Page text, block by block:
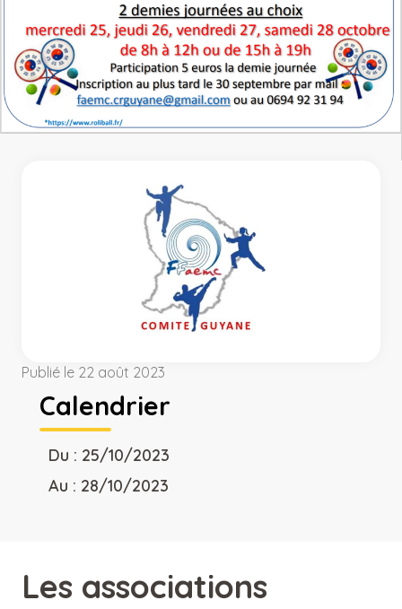
Publié le 22 août 2023
Calendrier
Du : 25/10/2023
Au : 28/10/2023
Les associations